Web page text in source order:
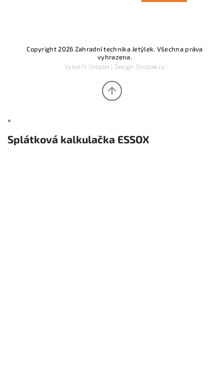
Copyright 2026 Zahradní technika Jetýlek. Všechna práva
vyhrazena.
Vytvořil Shoptet| Design Shoptak.cz
×
Splátková kalkulačka ESSOX